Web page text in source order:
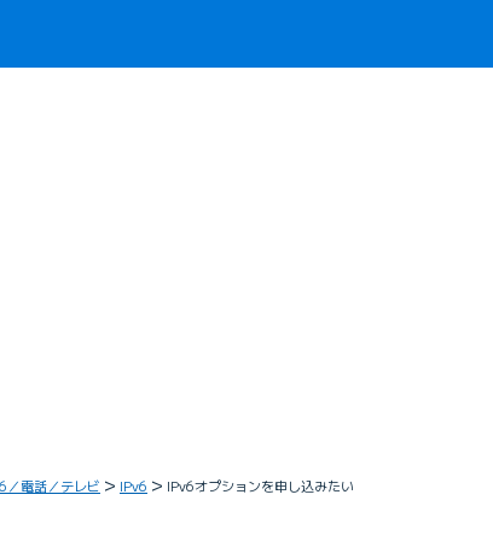
／電話／テレビ IPv6 IPv6オプションを申し込みたい